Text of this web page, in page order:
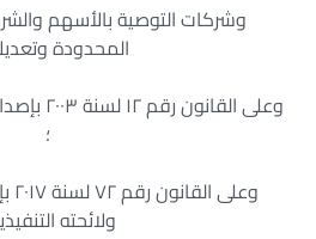
وشركات التوصية بالأسهم
المحدودة
وعلى
؛
ولائحته